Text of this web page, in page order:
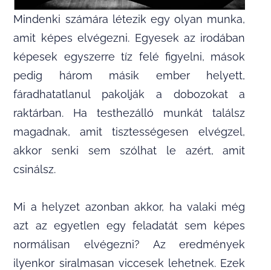
Mindenki számára létezik egy olyan munka,
amit képes elvégezni. Egyesek az irodában
képesek egyszerre tíz felé figyelni, mások
pedig három másik ember helyett,
fáradhatatlanul pakolják a dobozokat a
raktárban. Ha testhezálló munkát találsz
magadnak, amit tisztességesen elvégzel,
akkor senki sem szólhat le azért, amit
csinálsz.
Mi a helyzet azonban akkor, ha valaki még
azt az egyetlen egy feladatát sem képes
normálisan elvégezni? Az eredmények
ilyenkor siralmasan viccesek lehetnek. Ezek